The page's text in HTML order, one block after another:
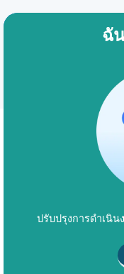
ฉั
ปรับปรุงการดำเนิน